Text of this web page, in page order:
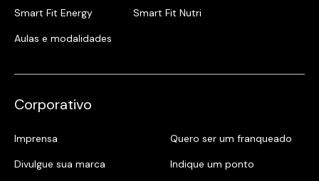
Smart Fit Energy
Smart Fit Nutri
Aulas e modalidades
Corporativo
Imprensa
Quero ser um franqueado
Divulgue sua marca
Indique um ponto